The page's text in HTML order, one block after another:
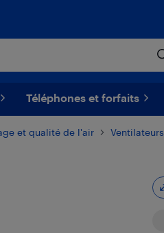
Téléphones et forfaits
et qualité de l'air Ventilateurs